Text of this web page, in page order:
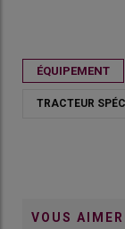
ÉQUIPEMENT
TRACTEUR
VOUS